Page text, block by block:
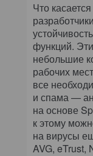
Что
функций.
небольшие
рабочих
все
и спама —
на основе
к этому
на вирусы
AVG, eTrust,